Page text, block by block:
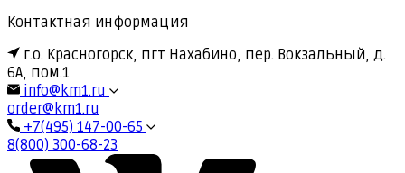
Контактная информация
г.о. Красногорск, пгт Нахабино, пер. Вокзальный, д.
6А, пом.1
info@km1.ru
order@km1.ru
+7(495) 147-00-65
8(800) 300-68-23